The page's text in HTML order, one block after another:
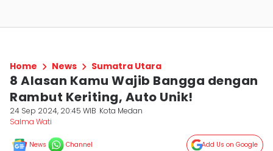
Home News Sumatra Utara
8 Alasan Kamu Wajib Bangga dengan
Rambut Keriting, Auto Unik!
24 Sep 2024, 20:45 WIB Kota Medan
Salma Wati
News Channel Add Us on Google